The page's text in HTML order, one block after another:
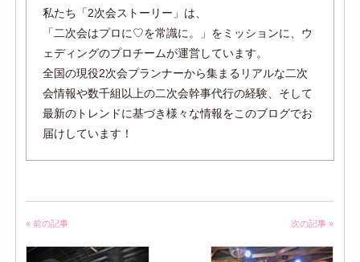
私たち「2次会ストーリー」は、
「二次会はプロに♡を常識に。」をミッションに、ウ
ェディングのプロチームが運営しています。
全国の現役2次会プランナーから集まるリアルな二次
会情報や数千組以上の二次会幹事代行の経験、そして
最新のトレンドに基づき様々な情報をこのブログでお
届けしています！
« 前の記事 次の記事 »